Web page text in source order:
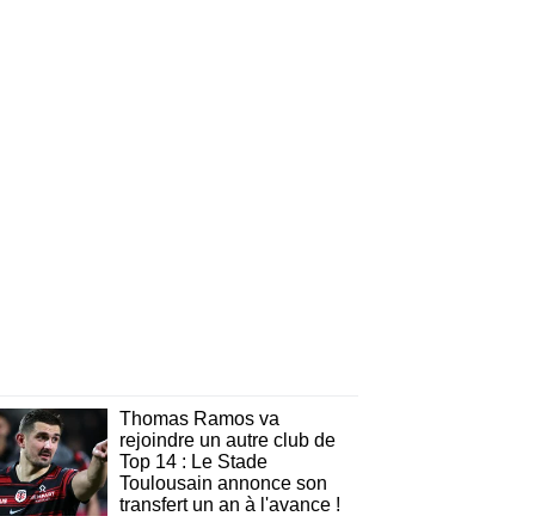
Thomas Ramos va
rejoindre un autre club de
Top 14 : Le Stade
Toulousain annonce son
transfert un an à l'avance !